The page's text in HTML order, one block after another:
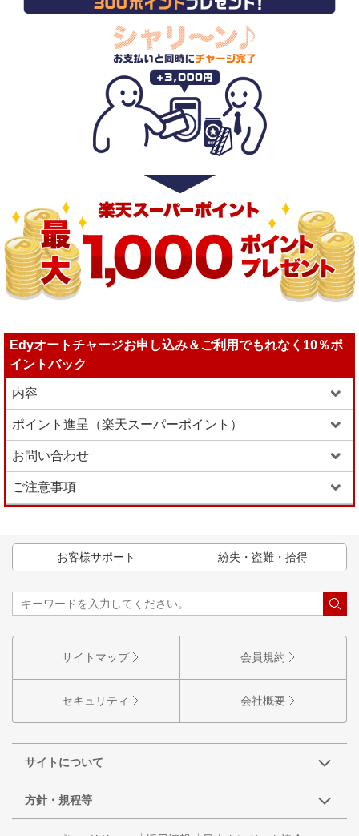
Edyオートチャージお申し込み＆ご利用でもれなく10％ポ
イントバック
内容
ポイント進呈（楽天スーパーポイント）
お問い合わせ
ご注意事項
お客様サポート 紛失・盗難・拾得
サイトマップ 会員規約
セキュリティ 会社概要
サイトについて
方針・規程等